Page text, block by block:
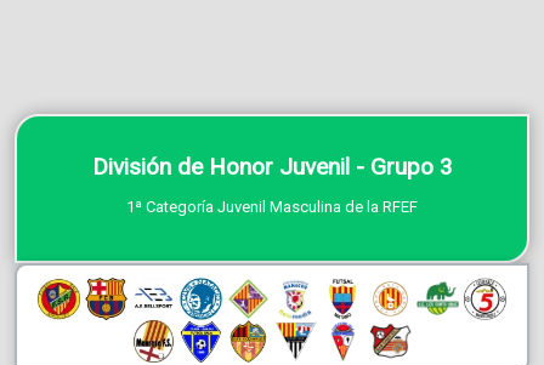
División de Honor Juvenil - Grupo 3
1ª Categoría Juvenil Masculina de la RFEF